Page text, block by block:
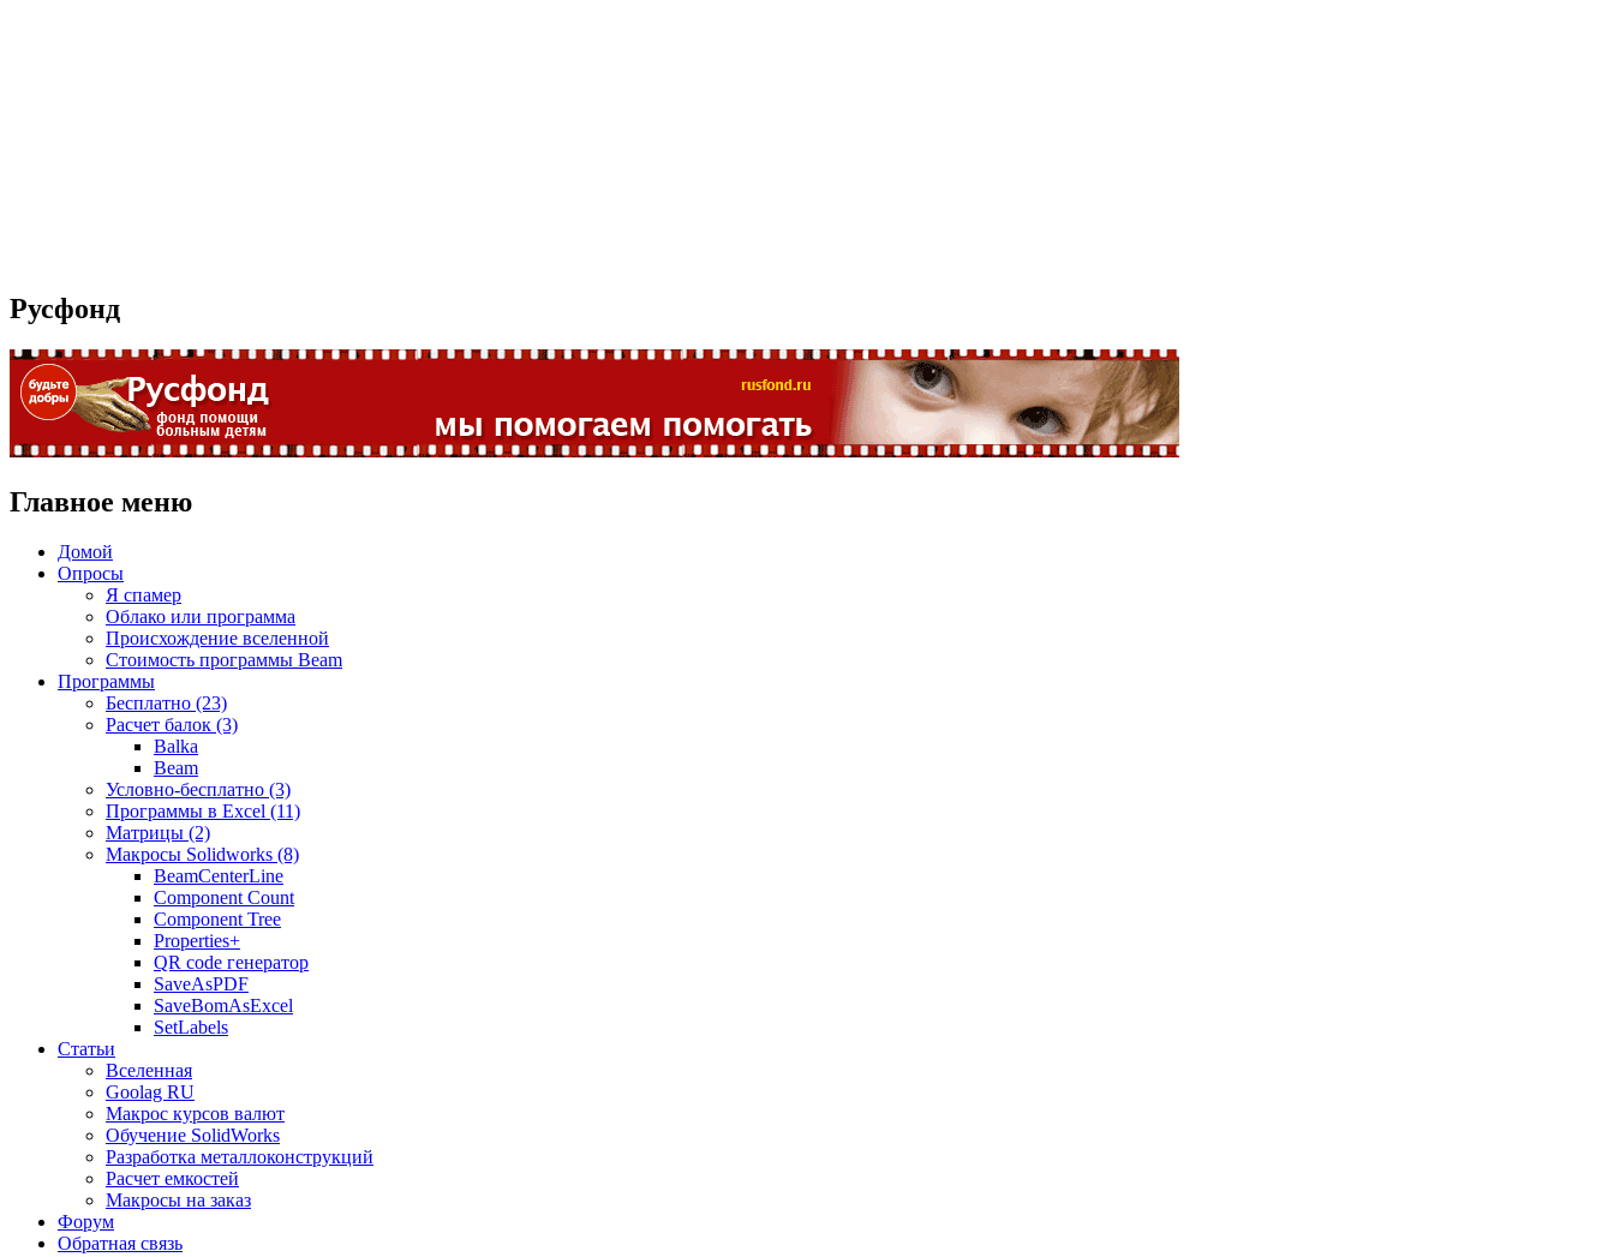
Русфонд
Главное меню
Домой
Опросы
Я спамер
Облако или программа
Происхождение вселенной
Стоимость программы Beam
Программы
Бесплатно (23)
Расчет балок (3)
Balka
Beam
Условно-бесплатно (3)
Программы в Excel (11)
Матрицы (2)
Макросы Solidworks (8)
BeamCenterLine
Component Count
Component Tree
Properties+
QR code генератор
SaveAsPDF
SaveBomAsExcel
SetLabels
Статьи
Вселенная
Goolag RU
Макрос курсов валют
Обучение SolidWorks
Разработка металлоконструкций
Расчет емкостей
Макросы на заказ
Форум
Обратная связь